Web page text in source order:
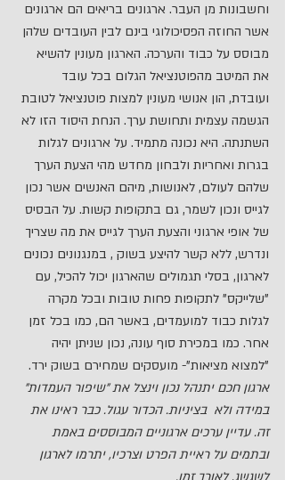
וחשבונות מן העבר. ארגונים בריאים הם ארגונים
אשר החוזה הפסיכולוגי בינם לבין העובדים שלהן
מבוסס על כבוד והערכה. הארגון מעונין להשיא
את המיטב מהפוטנציאל הגלום בכל עובד
ועובדת, הון אנושי מעונין למצות פוטנציאל לטובת
הגשמה עצמית ותחושת ערך. הנחת היסוד הזו לא
השתנתה. היא נכונה מתמיד. על ארגונים לגלות
בגרות ואחריות ולבחון מחדש מהי הצעת הערך
שלהם לעולם, לאנושות, מיהם האנשים אשר נכון
לגייס ונכון לשמר, גם בתקופות קשות. על הבסיס
של אופי ארגוני והצעת הערך לגייס את מה שצריך
ונדרש, ללא קשר להיצע בשוק , במנגנונים נכונים
לארגון, בסלי תגמולים שהארגון יכול להכיל, עם
"שלייקס" לתקופות פחות טובות ובכל מקרה
לגלות כבוד למועמדים, באשר הם, כמו בכל זמן
אחר. כמו במכירת סוף עונה, נכון שניתן יהיה
"למצוא מציאות"- מועסקים שמחירם בשוק ירד.
ארגון חכם יתנהל נכון וינצל את "שיפור העמדות"
במידה ולא  בציניות. הכדור עגול. כבר ראינו את
זה. עדיין ערכים ארגוניים המבוססים באמת
ובתמים על ראיית הפרט וצרכיו, יתרמו לארגון